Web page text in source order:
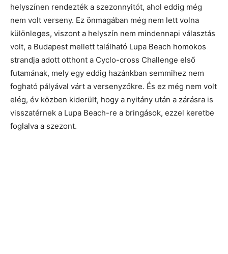
helyszínen rendezték a szezonnyitót, ahol eddig még
nem volt verseny. Ez önmagában még nem lett volna
különleges, viszont a helyszín nem mindennapi választás
volt, a Budapest mellett található Lupa Beach homokos
strandja adott otthont a Cyclo-cross Challenge első
futamának, mely egy eddig hazánkban semmihez nem
fogható pályával várt a versenyzőkre. És ez még nem volt
elég, év közben kiderült, hogy a nyitány után a zárásra is
visszatérnek a Lupa Beach-re a bringások, ezzel keretbe
foglalva a szezont.